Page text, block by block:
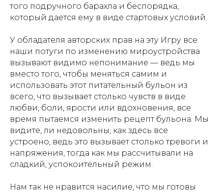
того подручного барахла и беспорядка,
который дается ему в виде стартовых условий.
У обладателя авторских прав на эту Игру все
наши потуги по изменению мироустройства
вызывают видимо непонимание — ведь мы
вместо того, чтобы меняться самим и
использовать этот питательный бульон из
всего, что вызывает столько чувств в виде
любви, боли, ярости или вдохновения, все
время пытаемся изменить рецепт бульона. Мы
видите, ли недовольны, как здесь все
устроено, ведь это вызывает столько тревоги и
напряжения, тогда как мы рассчитывали на
сладкий, успокоительный режим.
Нам так не нравится насилие, что мы готовы